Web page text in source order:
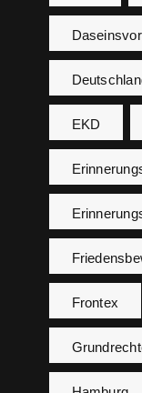
EKD
Frontex